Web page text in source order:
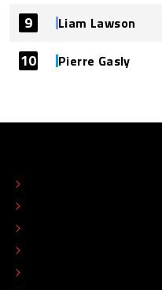
9 Liam Lawson
10 Pierre Gasly